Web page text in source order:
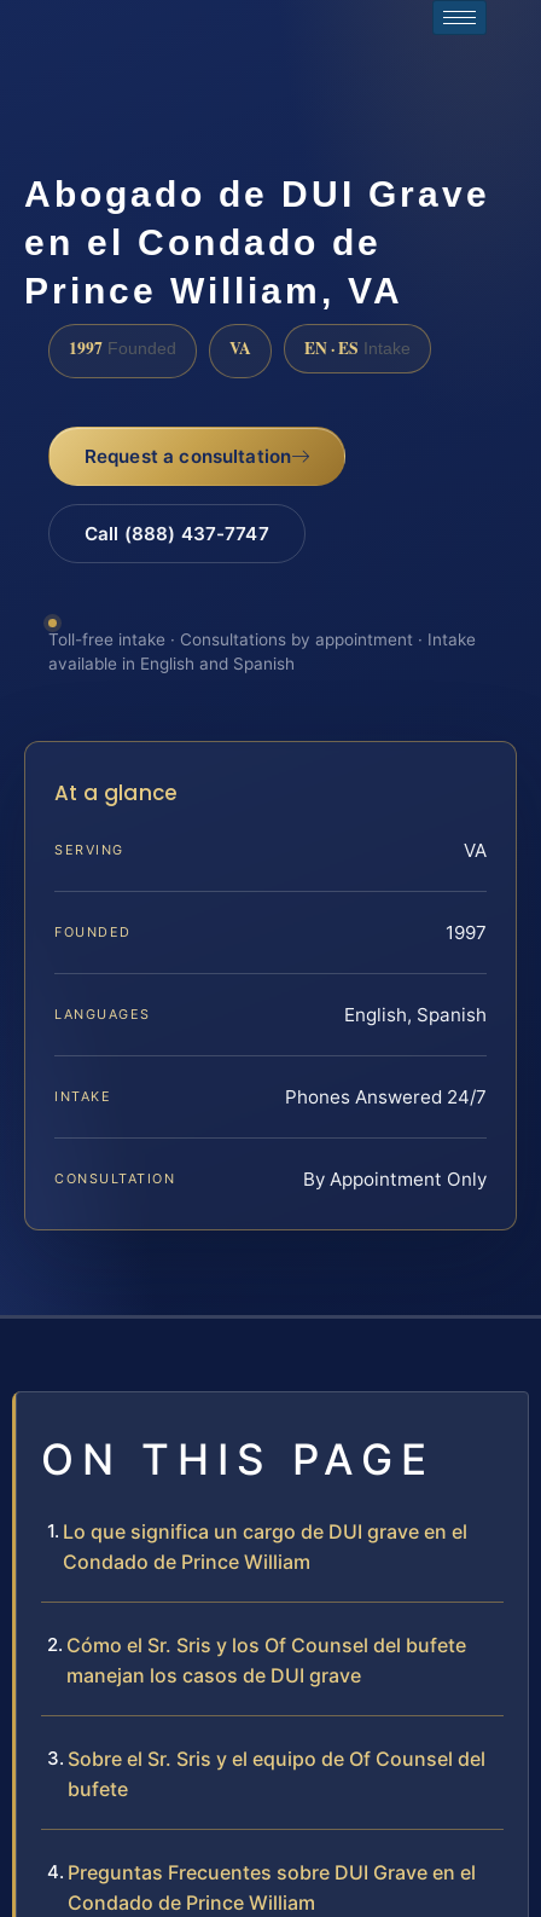
Abogado de DUI Grave
en el Condado de
Prince William, VA
1997 Founded VA EN · ES Intake
Request a consultation
Call (888) 437-7747
Toll-free intake · Consultations by appointment · Intake
available in English and Spanish
At a glance
SERVING VA
FOUNDED 1997
LANGUAGES English, Spanish
INTAKE Phones Answered 24/7
CONSULTATION By Appointment Only
ON THIS PAGE
Lo que significa un cargo de DUI grave en el
Condado de Prince William
Cómo el Sr. Sris y los Of Counsel del bufete
manejan los casos de DUI grave
Sobre el Sr. Sris y el equipo de Of Counsel del
bufete
Preguntas Frecuentes sobre DUI Grave en el
Condado de Prince William